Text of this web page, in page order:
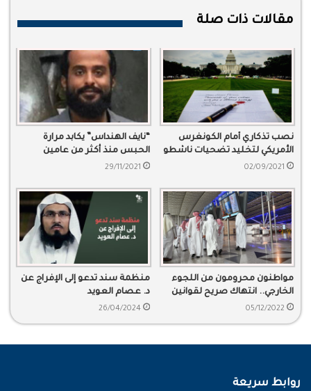
مقالات ذات صلة
نصب تذكاري أمام الكونغرس
الأمريكي لتخليد تضحيات ناشطو
السعودية
02/09/2021
“نايف الهنداس” يكابد مرارة
الحبس منذ أكثر من عامين
29/11/2021
مواطنون محرومون من اللجوء
الخارجي.. انتهاك صريح لقوانين
العالم
05/12/2022
منظمة سند تدعو إلى الإفراج عن
د. عصام العويد
26/04/2024
روابط سريعة